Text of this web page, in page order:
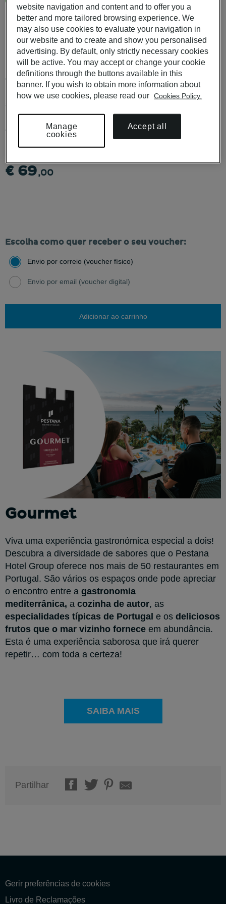
Hotéis em Portugal
Disponível para utilização nas POUSADAS DE PORTUGAL,
PESTANA HOTELS & RESORTS, PESTANA COLLECTION
HOTELS e PESTANA CR7 HOTELS.
Não é válido nos dias 24, 25 e 31 de dezembro, nem no Domingo
de Páscoa.
SAIBA MAIS CONDIÇÕES
vouchers@pestana.com
€ 69,00
Escolha como quer receber o seu voucher:
Envio por correio (voucher físico)
Envio por email (voucher digital)
Adicionar ao carrinho
Gourmet
Viva uma experiência gastronómica especial a dois!
Descubra a diversidade de sabores que o Pestana
Hotel Group oferece nos mais de 50 restaurantes em
Portugal. São vários os espaços onde pode apreciar
o encontro entre a gastronomia
mediterrânica, a cozinha de autor, as
especialidades típicas de Portugal e os deliciosos
frutos que o mar vizinho fornece em abundância.
Esta é uma experiência saborosa que irá querer
repetir… com toda a certeza!
SAIBA MAIS
Partilhar
Gerir preferências de cookies
Livro de Reclamações
website navigation and content and to offer you a
better and more tailored browsing experience. We
may also use cookies to evaluate your navigation in
our website and to create and show you personalised
advertising. By default, only strictly necessary cookies
will be active. You may accept or change your cookie
definitions through the buttons available in this
banner. If you wish to obtain more information about
how we use cookies, please read our Cookies Policy.
Manage
cookies
Accept all